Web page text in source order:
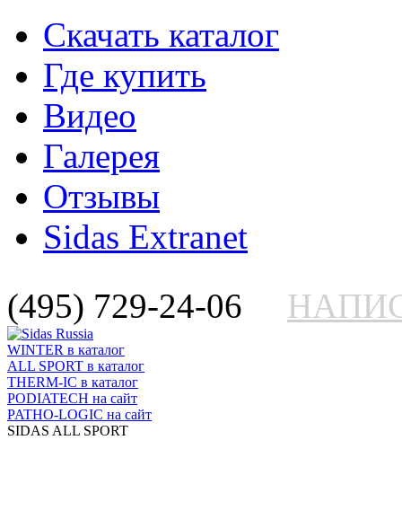
Скачать каталог
Где купить
Видео
Галерея
Отзывы
Sidas Extranet
(495) 729-24-06
WINTER в каталог
ALL SPORT в каталог
THERM-IC в каталог
PODIATECH на сайт
PATHO-LOGIC на сайт
SIDAS ALL SPORT